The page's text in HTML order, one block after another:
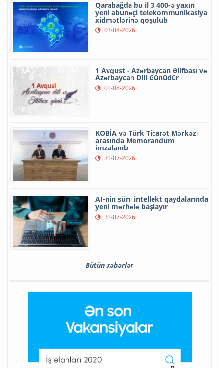
Qarabağda bu il 3 400-ə yaxın
yeni abunəçi telekommunikasiya
xidmətlərinə qoşulub
03-08-2026
1 Avqust - Azərbaycan Əlifbası və
Azərbaycan Dili Günüdür
01-08-2026
KOBİA və Türk Ticarət Mərkəzi
arasında Memorandum
imzalanıb
31-07-2026
Aİ-nin süni intellekt qaydalarında
yeni mərhələ başlayır
31-07-2026
Bütün xəbərlər